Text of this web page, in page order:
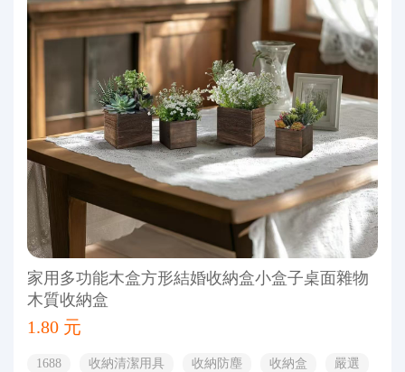
家用多功能木盒方形結婚收納盒小盒子桌面雜物
木質收納盒
1.80 元
1688 收納清潔用具 收納防塵 收納盒
嚴選